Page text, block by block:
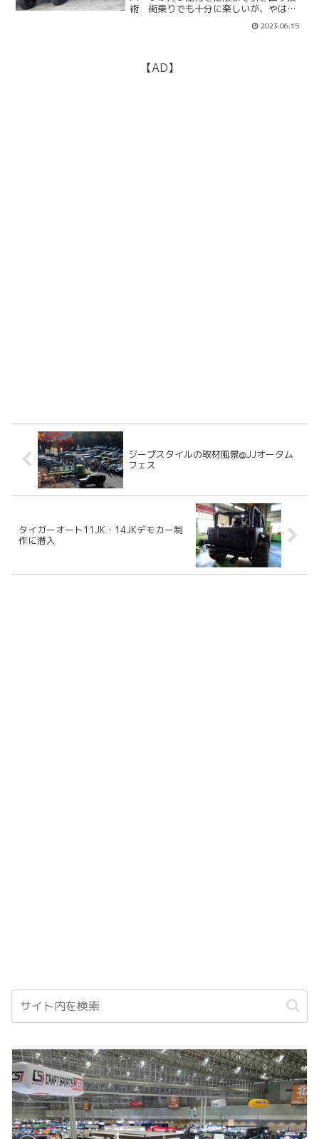
術 街乗りでも十分に楽しいが、やはり
ジープの真価はオフロードで発揮され
る。この２台のオーナーも、もともとは
2023.06.15
【AD】
ジープスタイルの取材風景@JJオータム
フェス
タイガーオート11JK・14JKデモカー制
作に潜入